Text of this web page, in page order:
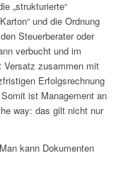
„strukturierte“
und die Ordnung
Steuerberater oder
verbucht und im
Versatz zusammen mit
Erfolgsrechnung
ist Management an
way: das gilt nicht nur
kann Dokumenten